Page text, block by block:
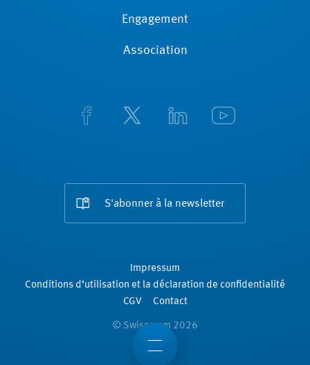
Engagement
Association
S'abonner à la newsletter
Impressum
Conditions d’utilisation et la déclaration de confidentialité
CGV
Contact
© Swissmem 2026